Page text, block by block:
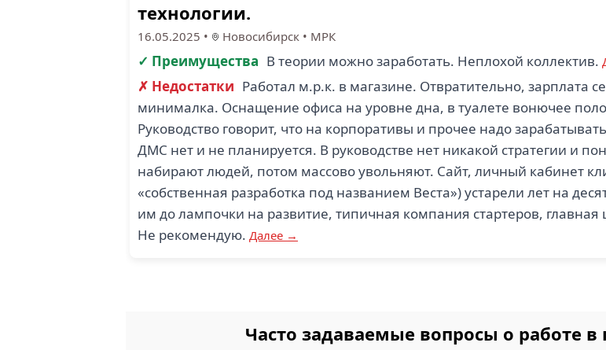
технологии.
16.05.2025 • Новосибирск • МРК
✓ Преимущества В теории можно заработать. Неплохой коллектив.
✗ Недостатки Работал м.р.к. в магазине. Отвратительно, зарплата
минималка. Оснащение офиса на уровне дна, в туалете вонючее
Руководство говорит, что на корпоративы и прочее надо
ДМС нет и не планируется. В руководстве нет никакой стратегии и
набирают людей, потом массово увольняют. Сайт, личный кабинет
«собственная разработка под названием Веста») устарели лет на
им до лампочки на развитие, типичная компания стартеров,
Не рекомендую. Далее →
Часто задаваемые вопросы о работе в